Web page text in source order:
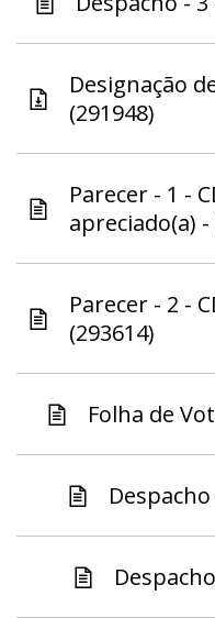
Designação
(291948)
Parecer - 1 -
apreciado(a) -
Parecer - 2 -
(293614)
Folha de
Despacho